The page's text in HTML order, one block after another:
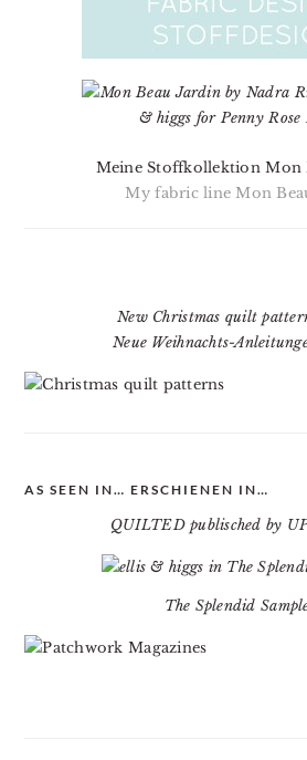
Meine Stoffkollektion Mon
My fabric line Mon
New Christmas quilt
Neue Weihnachts-
AS SEEN IN… ERSCHIENEN IN…
QUILTED publisched by
The Splendid